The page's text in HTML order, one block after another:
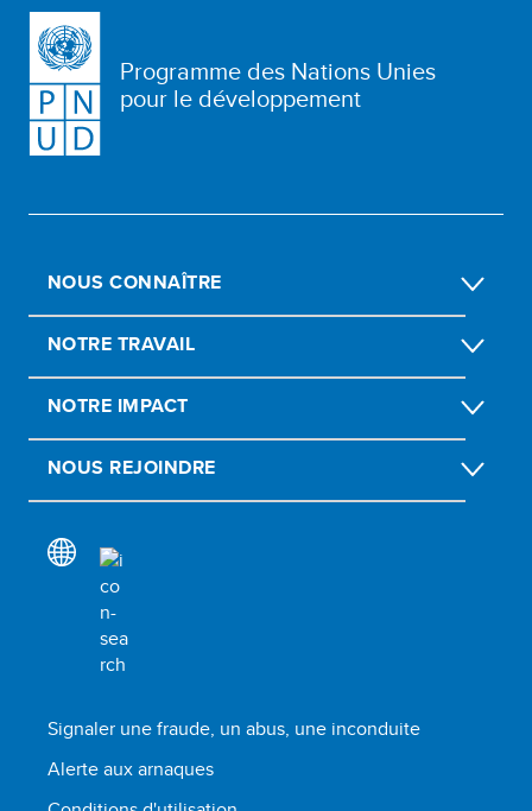
Programme des Nations Unies
pour le développement
NOUS CONNAÎTRE
NOTRE TRAVAIL
NOTRE IMPACT
NOUS REJOINDRE
Signaler une fraude, un abus, une inconduite
Alerte aux arnaques